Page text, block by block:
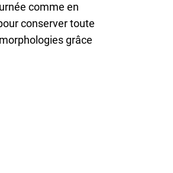
comme en
conserver toute
grâce